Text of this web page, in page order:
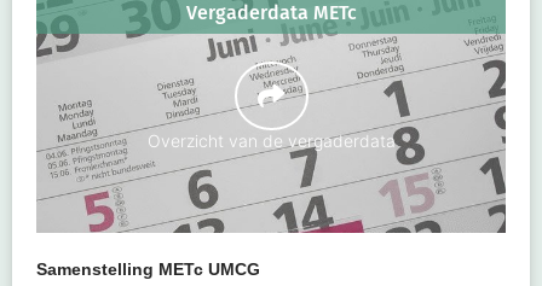
Vergaderdata METc
Overzicht van de vergaderdata
Samenstelling METc UMCG